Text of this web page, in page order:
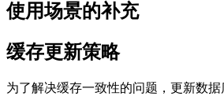
使用场景的补充
缓存更新策略
为了解决缓存一致性的问题，更新数